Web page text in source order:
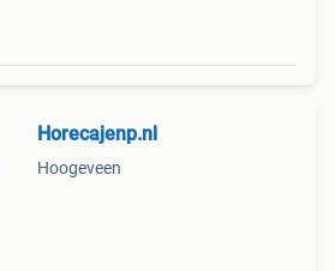
Horecajenp.nl
Hoogeveen